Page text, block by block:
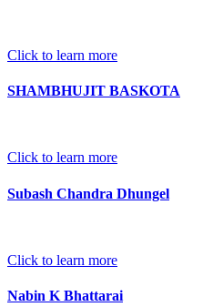
Click to learn more
SHAMBHUJIT BASKOTA
Click to learn more
Subash Chandra Dhungel
Click to learn more
Nabin K Bhattarai